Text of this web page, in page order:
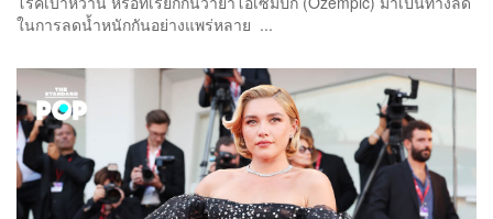
ในการลดน้ำหนักกันอย่างแพร่หลาย ...